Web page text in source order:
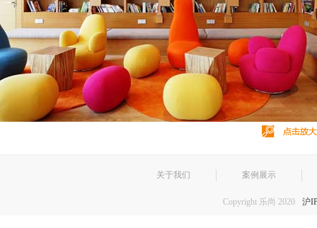
关于我们 案例展示
Copyright 乐尚 2020 沪